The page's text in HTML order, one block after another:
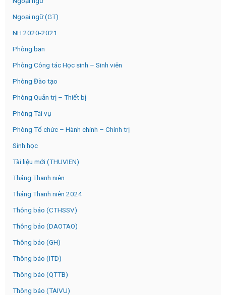
Ngoại ngữ (GT)
NH 2020-2021
Phòng ban
Phòng Công tác Học sinh – Sinh viên
Phòng Đào tạo
Phòng Quản trị – Thiết bị
Phòng Tài vụ
Phòng Tổ chức – Hành chính – Chính trị
Sinh học
Tài liệu mới (THUVIEN)
Tháng Thanh niên
Tháng Thanh niên 2024
Thông báo (CTHSSV)
Thông báo (DAOTAO)
Thông báo (GH)
Thông báo (ITD)
Thông báo (QTTB)
Thông báo (TAIVU)